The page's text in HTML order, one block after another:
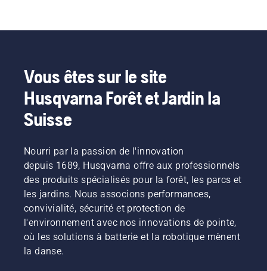
Vous êtes sur le site
Husqvarna Forêt et Jardin la
Suisse
Nourri par la passion de l'innovation
depuis 1689, Husqvarna offre aux professionnels
des produits spécialisés pour la forêt, les parcs et
les jardins. Nous associons performances,
convivialité, sécurité et protection de
l'environnement avec nos innovations de pointe,
où les solutions à batterie et la robotique mènent
la danse.